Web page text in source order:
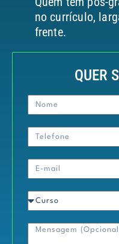
no currículo,
frente.
QUER